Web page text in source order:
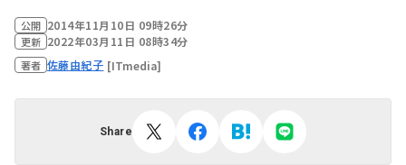
公開 2014年11月10日 09時26分
更新 2022年03月11日 08時34分
著者 佐藤由紀子 [ITmedia]
Share